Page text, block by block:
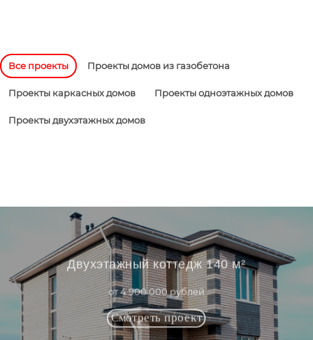
Все проекты Проекты домов из газобетона
Проекты каркасных домов Проекты одноэтажных домов
Проекты двухэтажных домов
Двухэтажный коттедж 140 м²
от 4 900 000 рублей